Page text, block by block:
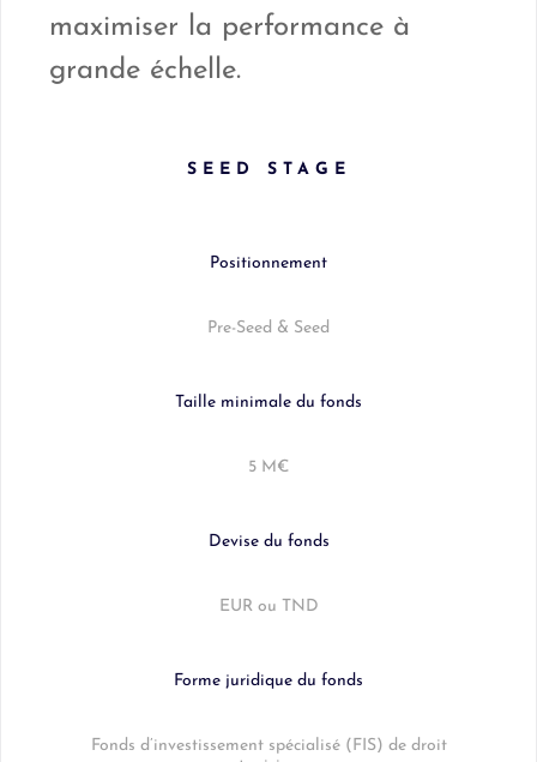
maximiser la performance à
grande échelle.
SEED STAGE
Positionnement
Pre-Seed & Seed
Taille minimale du fonds
5 M€
Devise du fonds
EUR ou TND
Forme juridique du fonds
Fonds d’investissement spécialisé (FIS) de droit